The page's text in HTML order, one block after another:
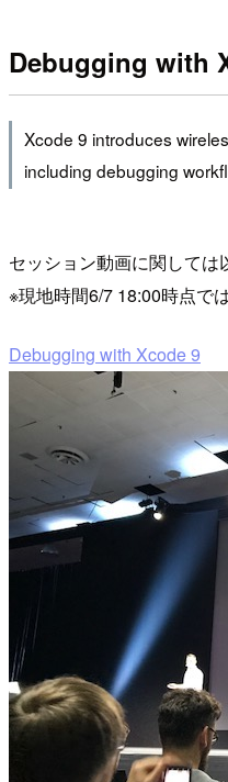
Debugging with
Xcode 9 introduces
including debugging
セッション動画に関しては
※現地時間6/7 18:00時点で
Debugging with Xcode 9